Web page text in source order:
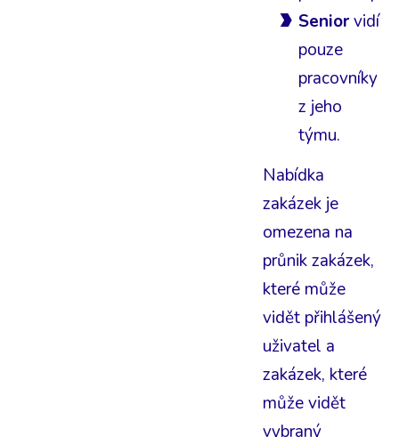
Seniorvidí
pouze
pracovníky
z jeho
týmu.
Nabídka
zakázek je
omezena na
průnik zakázek,
které může
vidět přihlášený
uživatel a
zakázek, které
může vidět
vybraný